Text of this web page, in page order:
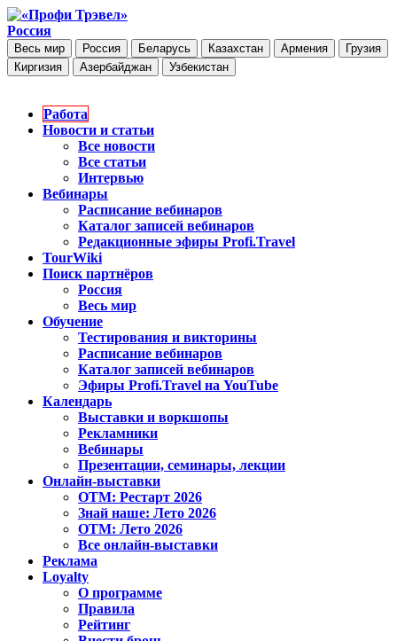
Россия
Весь мир Россия Беларусь Казахстан Армения
Грузия
Киргизия
Азербайджан Узбекистан
Работа
Новости и статьи
Все новости
Все статьи
Интервью
Вебинары
Расписание вебинаров
Каталог записей вебинаров
Редакционные эфиры Profi.Travel
TourWiki
Поиск партнёров
Россия
Весь мир
Обучение
Тестирования и викторины
Расписание вебинаров
Каталог записей вебинаров
Эфиры Profi.Travel на YouTube
Календарь
Выставки и воркшопы
Рекламники
Вебинары
Презентации, семинары, лекции
Онлайн-выставки
OTM: Рестарт 2026
Знай наше: Лето 2026
OTM: Лето 2026
Все онлайн-выставки
Реклама
Loyalty
О программе
Правила
Рейтинг